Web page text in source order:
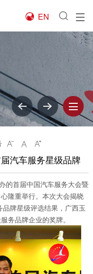

EN
  
汽车服务星级品牌
首届中国汽车服务大会暨
隆重举行。本次大会揭晓
牌星级评选结果，广西玉
务品牌企业的奖牌。